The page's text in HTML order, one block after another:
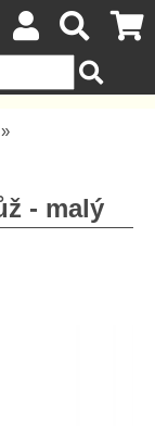
- malý